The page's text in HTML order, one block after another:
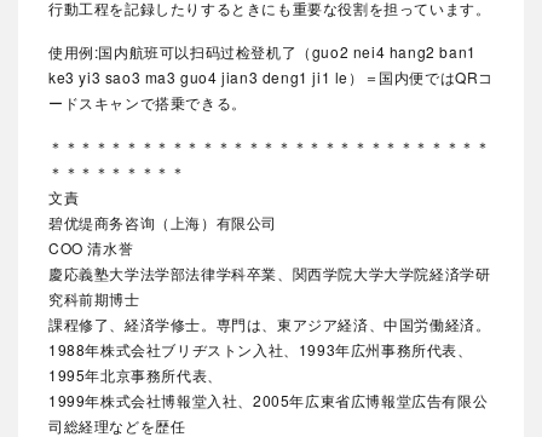
行動工程を記録したりするときにも重要な役割を担っています。
使用例:国内航班可以扫码过检登机了（guo2 nei4 hang2 ban1
ke3 yi3 sao3 ma3 guo4 jian3 deng1 ji1 le）＝国内便ではQRコ
ードスキャンで搭乗できる。
＊＊＊＊＊＊＊＊＊＊＊＊＊＊＊＊＊＊＊＊＊＊＊＊＊＊＊＊＊
＊＊＊＊＊＊＊＊＊
文責
碧优缇商务咨询（上海）有限公司
COO 清水誉
慶応義塾大学法学部法律学科卒業、関西学院大学大学院経済学研
究科前期博士
課程修了、経済学修士。専門は、東アジア経済、中国労働経済。
1988年株式会社ブリヂストン入社、1993年広州事務所代表、
1995年北京事務所代表、
1999年株式会社博報堂入社、2005年広東省広博報堂広告有限公
司総経理などを歴任